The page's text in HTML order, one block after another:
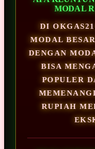
MODAL
DI
MODAL
DENGAN
BISA
POPULER
RUPIAH